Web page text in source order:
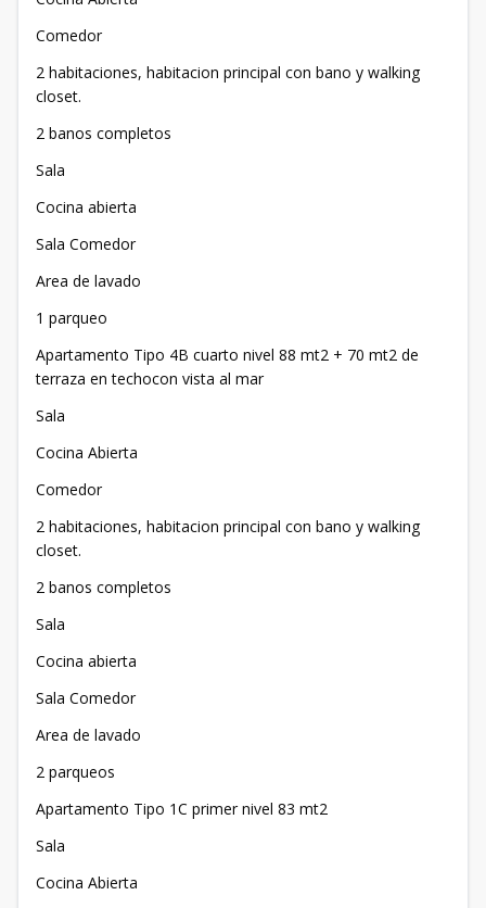
Comedor
2 habitaciones, habitacion principal con bano y walking
closet.
2 banos completos
Sala
Cocina abierta
Sala Comedor
Area de lavado
1 parqueo
Apartamento Tipo 4B cuarto nivel 88 mt2 + 70 mt2 de
terraza en techocon vista al mar
Sala
Cocina Abierta
Comedor
2 habitaciones, habitacion principal con bano y walking
closet.
2 banos completos
Sala
Cocina abierta
Sala Comedor
Area de lavado
2 parqueos
Apartamento Tipo 1C primer nivel 83 mt2
Sala
Cocina Abierta